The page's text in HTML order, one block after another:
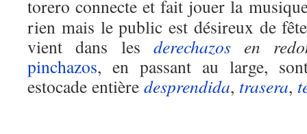
torero connecte et fait jouer la
rien mais le public est désireux de
vient dans les derechazosen
pinchazos, en passant au large,
estocade entière desprendida, trasera,